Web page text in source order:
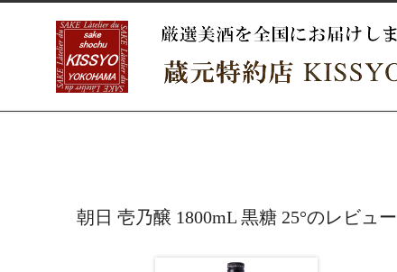
朝日 壱乃醸 1800mL 黒糖 25°のレビュー